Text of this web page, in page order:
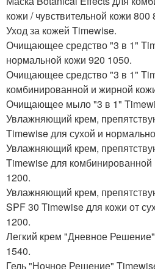
кожи / чувствительной кожи 800
Уход за кожей Timewise.
Очищающее средство "3 в 1"
нормальной кожи 920 1050.
Очищающее средство "3 в 1"
комбинированной и жирной
Очищающее мыло "3 в 1"
Увлажняющий крем,
Timewise для сухой и
Увлажняющий крем,
Timewise для
1200.
Увлажняющий крем,
SPF 30 Timewise для кожи от
1200.
Легкий крем "Дневное
1540.
Гель "Ночное Решение"